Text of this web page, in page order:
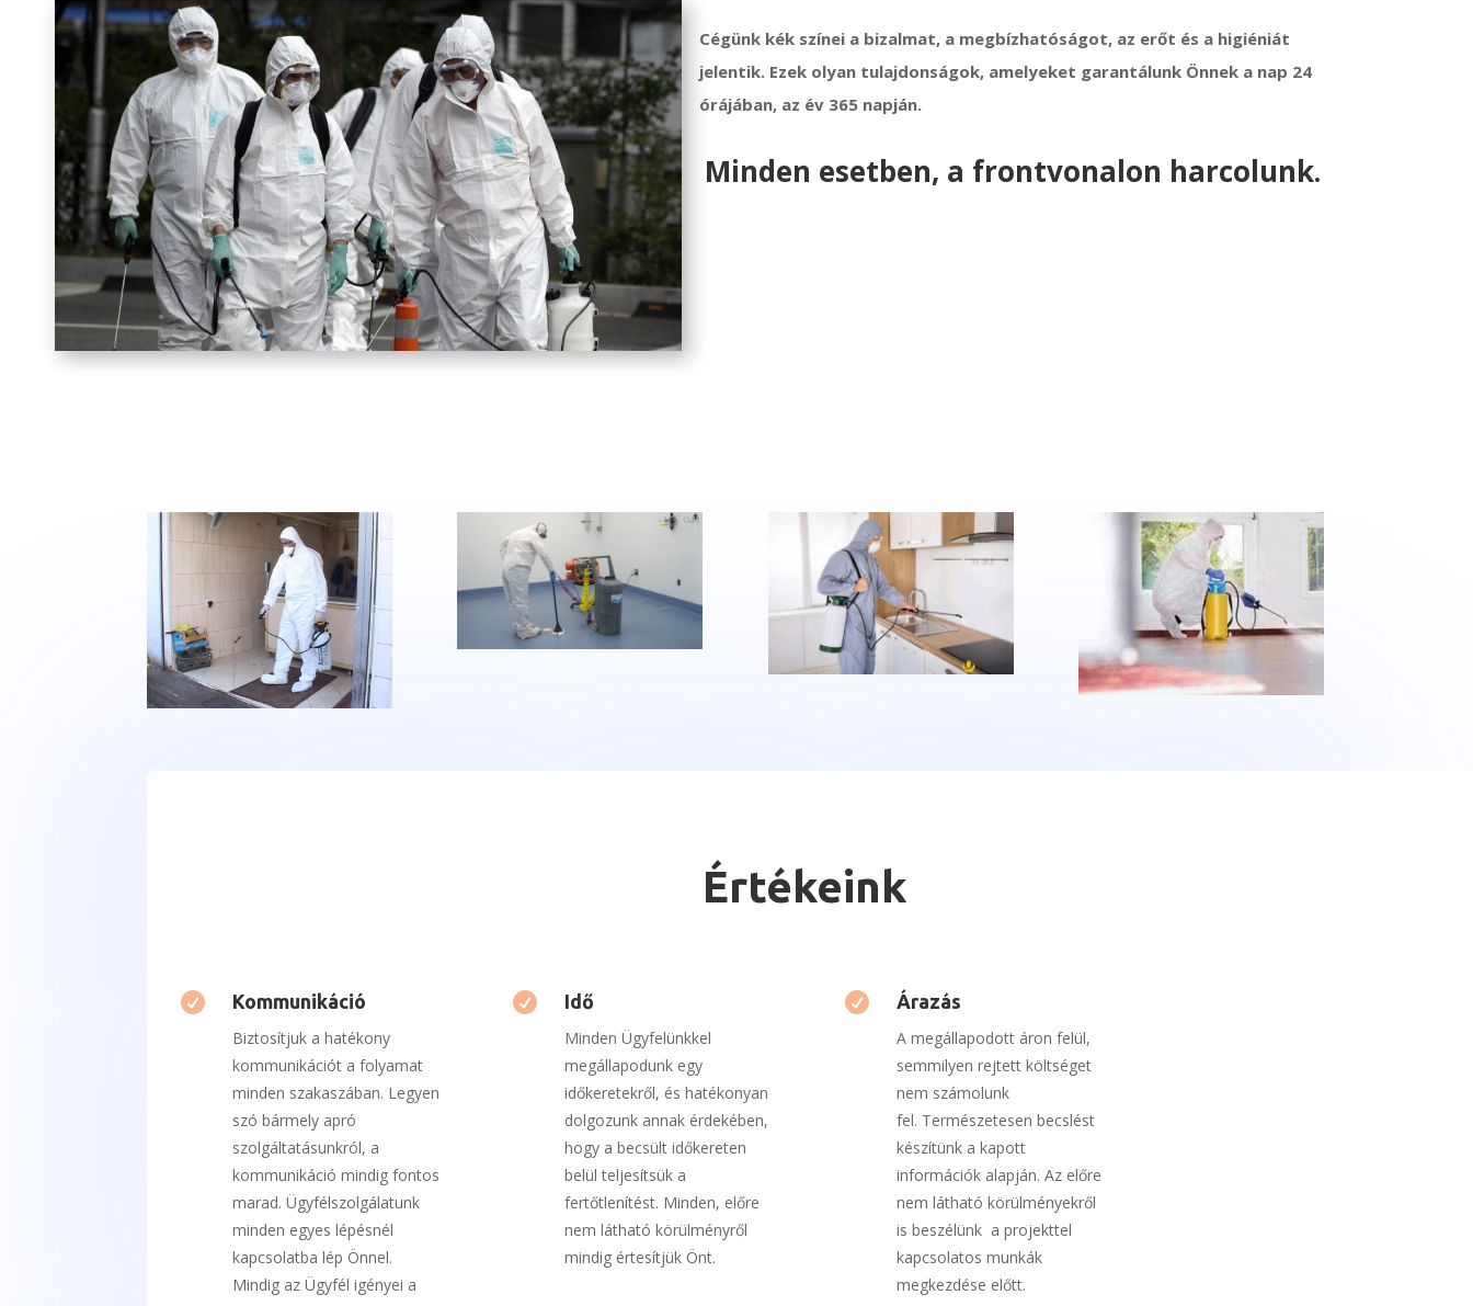
Cégünk kék színei a bizalmat, a megbízhatóságot, az erőt és a higiéniát
jelentik. Ezek olyan tulajdonságok, amelyeket garantálunk Önnek a nap 24
órájában, az év 365 napján.
Minden esetben, a frontvonalon harcolunk.
Értékeink
 Kommunikáció
Biztosítjuk a hatékony
kommunikációt a folyamat
minden szakaszában. Legyen
szó bármely apró
szolgáltatásunkról, a
kommunikáció mindig fontos
marad. Ügyfélszolgálatunk
minden egyes lépésnél
kapcsolatba lép Önnel.
Mindig az Ügyfél igényei a
 Idő
Minden Ügyfelünkkel
megállapodunk egy
időkeretekről, és hatékonyan
dolgozunk annak érdekében,
hogy a becsült időkereten
belül teljesítsük a
fertőtlenítést. Minden, előre
nem látható körülményről
mindig értesítjük Önt.
 Árazás
A megállapodott áron felül,
semmilyen rejtett költséget
nem számolunk
fel. Természetesen becslést
készítünk a kapott
információk alapján. Az előre
nem látható körülményekről
is beszélünk a projekttel
kapcsolatos munkák
megkezdése előtt.